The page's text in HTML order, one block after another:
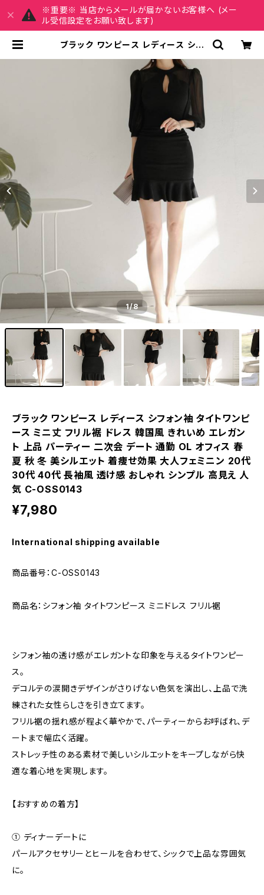
※重要※ 当店からメールが届かないお客様へ (メー
ル受信設定をお願い致します)
ブラック ワンピース レディース シフ
ル裾 ドレス 韓国風 きれいめ エレガン
ト 上品 パーティー 二次会 デート 通
勤 OL オフィス 春 夏 秋 冬 美シルエ
ット 着痩せ効果 大人フェミニン 20代
30代 40代 長袖風 透け感 おしゃれ
シンプル 高見え 人気 C-OSS0143
| REIRSE レイルセ 20代,30代,40
代 レディースファッション 通販
1/8
ブラック ワンピース レディース シフォン袖 タイトワンピ
ース ミニ丈 フリル裾 ドレス 韓国風 きれいめ エレガン
ト 上品 パーティー 二次会 デート 通勤 OL オフィス 春
夏 秋 冬 美シルエット 着痩せ効果 大人フェミニン 20代
30代 40代 長袖風 透け感 おしゃれ シンプル 高見え 人
気 C-OSS0143
¥7,980
International shipping available
商品番号：C-OSS0143
商品名：シフォン袖 タイトワンピース ミニドレス フリル裾
シフォン袖の透け感がエレガントな印象を与えるタイトワンピー
ス。
デコルテの涙開きデザインがさりげない色気を演出し、上品で洗
練された女性らしさを引き立てます。
フリル裾の揺れ感が程よく華やかで、パーティーからお呼ばれ、デ
ートまで幅広く活躍。
ストレッチ性のある素材で美しいシルエットをキープしながら快
適な着心地を実現します。
【おすすめの着方】
① ディナーデートに
パールアクセサリーとヒールを合わせて、シックで上品な雰囲気
に。